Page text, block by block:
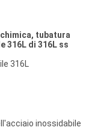
tubatura
316L di 316L ss
316L
inossidabile